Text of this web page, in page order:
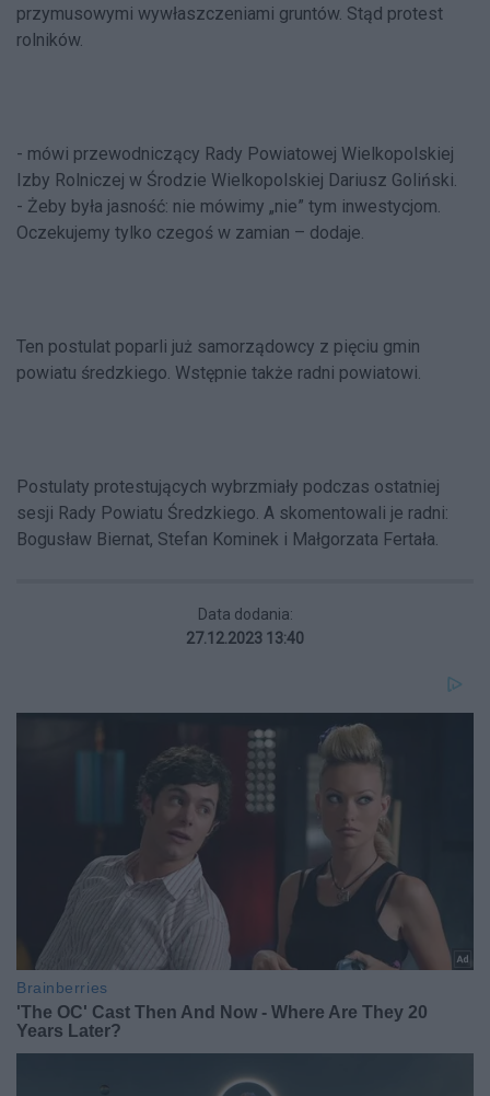
przymusowymi wywłaszczeniami gruntów. Stąd protest
rolników.
- mówi przewodniczący Rady Powiatowej Wielkopolskiej
Izby Rolniczej w Środzie Wielkopolskiej Dariusz Goliński.
- Żeby była jasność: nie mówimy „nie” tym inwestycjom.
Oczekujemy tylko czegoś w zamian – dodaje.
Ten postulat poparli już samorządowcy z pięciu gmin
powiatu średzkiego. Wstępnie także radni powiatowi.
Postulaty protestujących wybrzmiały podczas ostatniej
sesji Rady Powiatu Średzkiego. A skomentowali je radni:
Bogusław Biernat, Stefan Kominek i Małgorzata Fertała.
Data dodania:
27.12.2023 13:40